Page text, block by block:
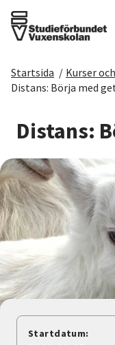
Det här gör vi
För dig som
Sök kurser
Om SV
Starta studiecirkel
Cirkelledare
Nyheter
Startsida / Kurser
Distans: Börja med
Distans:
Startdatum: